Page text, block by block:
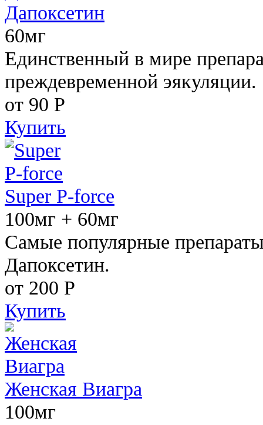
Дапоксетин
60мг
Единственный в мире
преждевременной эякуляции.
от 90 Р
Купить
Super P-force
100мг + 60мг
Самые популярные
Дапоксетин.
от 200 Р
Купить
Женская Виагра
100мг